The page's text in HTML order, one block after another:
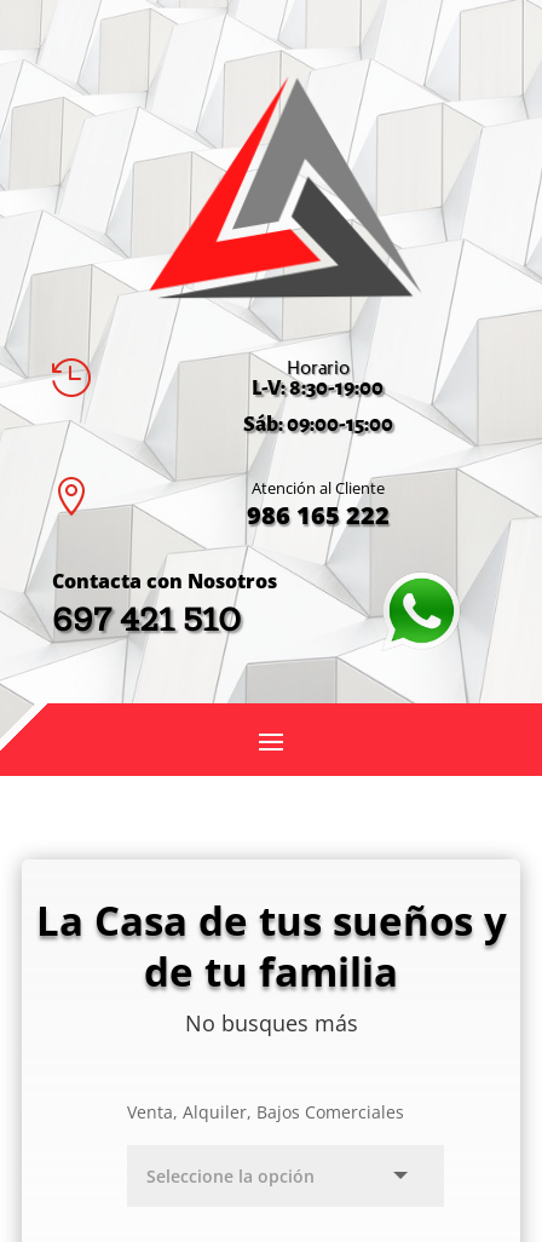
 Horario
L-V: 8:30-19:00
Sáb: 09:00-15:00
 Atención al Cliente
986 165 222
Contacta con Nosotros
697 421 510
La Casa de tus sueños y
de tu familia
No busques más
Venta, Alquiler, Bajos Comerciales